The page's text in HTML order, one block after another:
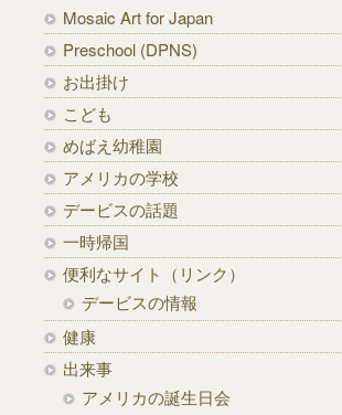
Mosaic Art for Japan
Preschool (DPNS)
お出掛け
こども
めばえ幼稚園
アメリカの学校
デービスの話題
一時帰国
便利なサイト（リンク）
デービスの情報
健康
出来事
アメリカの誕生日会